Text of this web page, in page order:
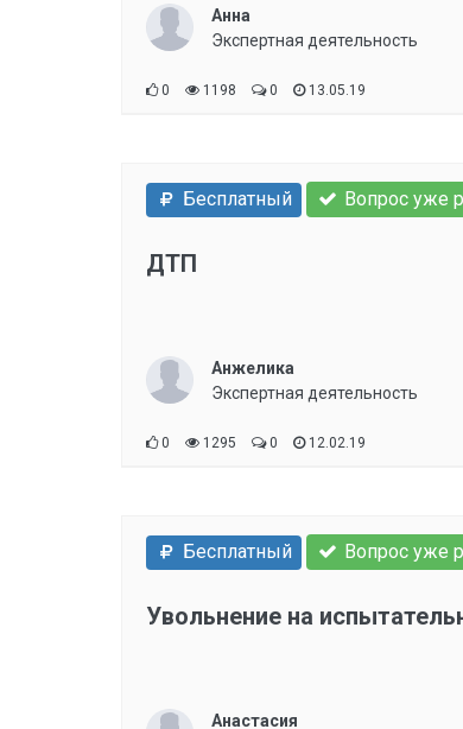
Анна
Экспертная деятельность
0 1198 0 13.05.19
Бесплатный Вопрос уже
ДТП
Анжелика
Экспертная деятельность
0 1295 0 12.02.19
Бесплатный Вопрос уже
Увольнение на
Анастасия